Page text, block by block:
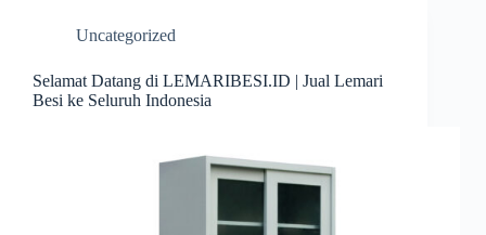
Uncategorized
Selamat Datang di LEMARIBESI.ID | Jual Lemari
Besi ke Seluruh Indonesia